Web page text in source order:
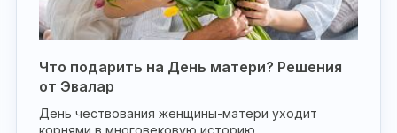
Что подарить на День матери? Решения
от Эвалар
День чествования женщины-матери уходит
корнями в многовековую историю.